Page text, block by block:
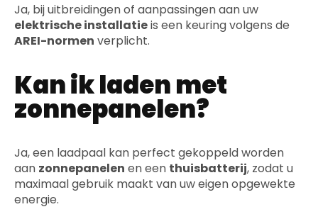
Ja, bij uitbreidingen of aanpassingen aan uw
elektrische installatieis een keuring volgens de
AREI-normen verplicht.
Kan ik laden met
zonnepanelen?
Ja, een laadpaal kan perfect gekoppeld worden
aan zonnepanelen en een thuisbatterij, zodat u
maximaal gebruik maakt van uw eigen opgewekte
energie.